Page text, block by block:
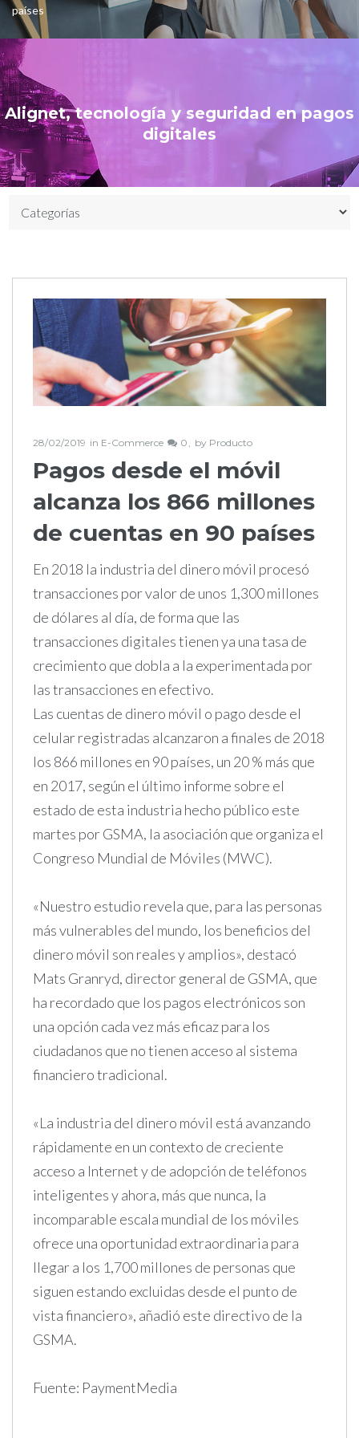
países
Alignet, tecnología y seguridad en pagos
digitales
28/02/2019 in E-Commerce 0 by Producto
Pagos desde el móvil
alcanza los 866 millones
de cuentas en 90 países
En 2018 la industria del dinero móvil procesó
transacciones por valor de unos 1,300 millones
de dólares al día, de forma que las
transacciones digitales tienen ya una tasa de
crecimiento que dobla a la experimentada por
las transacciones en efectivo.
Las cuentas de dinero móvil o pago desde el
celular registradas alcanzaron a finales de 2018
los 866 millones en 90 países, un 20 % más que
en 2017, según el último informe sobre el
estado de esta industria hecho público este
martes por GSMA, la asociación que organiza el
Congreso Mundial de Móviles (MWC).
«Nuestro estudio revela que, para las personas
más vulnerables del mundo, los beneficios del
dinero móvil son reales y amplios», destacó
Mats Granryd, director general de GSMA, que
ha recordado que los pagos electrónicos son
una opción cada vez más eficaz para los
ciudadanos que no tienen acceso al sistema
financiero tradicional.
«La industria del dinero móvil está avanzando
rápidamente en un contexto de creciente
acceso a Internet y de adopción de teléfonos
inteligentes y ahora, más que nunca, la
incomparable escala mundial de los móviles
ofrece una oportunidad extraordinaria para
llegar a los 1,700 millones de personas que
siguen estando excluidas desde el punto de
vista financiero», añadió este directivo de la
GSMA.
Fuente: PaymentMedia